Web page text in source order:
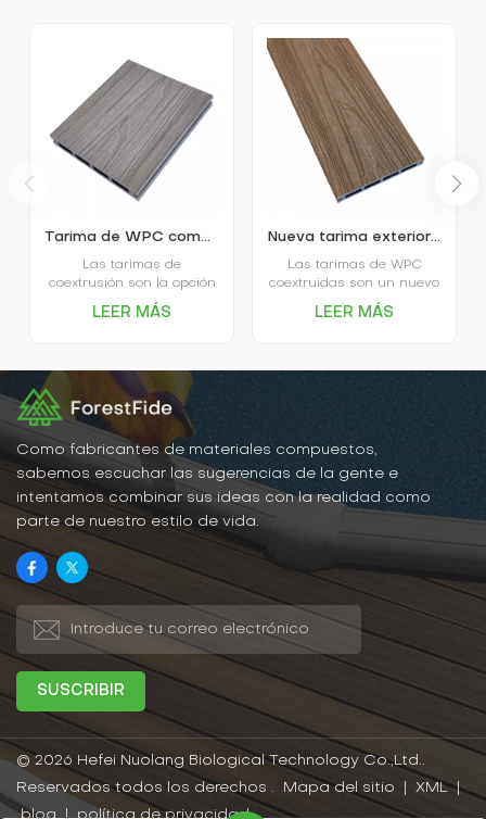
Tarima de WPC compuesta pultruida y coextruida
Las tarimas de
coextrusión son la opción
de gama alta del
mercado. La tarima
de plástico, de ahí su
nombre.El rendimiento
avanzado en absorción
de agua y resistencia a
rayones es la principal
ventaja de Capped
opciones en patrones y
colores son la gran
ventaja de la plataforma.
LEER MÁS
Nueva tarima exterior compuesta coextruida hueca cuadrada de WPC
Las tarimas de WPC
coextruidas son un nuevo
material para suelos
ecológico y duradero que
humedad, los rayos UV y
la abrasión, y son fáciles
de limpiar y mantener.
LEER MÁS
Como fabricantes de materiales compuestos,
sabemos escuchar las sugerencias de la gente e
intentamos combinar sus ideas con la realidad como
parte de nuestro estilo de vida.
© 2026 Hefei Nuolang Biological Technology Co.,Ltd..
Reservados todos los derechos .
Mapa del sitio XML |
blog | política de privacidad